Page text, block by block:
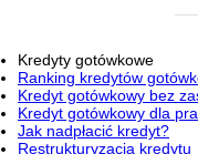
Kredyty gotówkowe
Ranking kredytów
Kredyt gotówkowy bez
Kredyt gotówkowy dla
Jak nadpłacić kredyt?
Restrukturyzacja kredytu